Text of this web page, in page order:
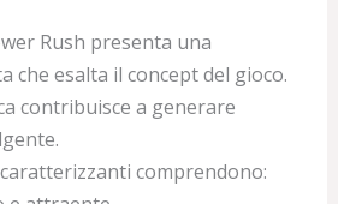
Rush presenta una
che esalta il concept del gioco.
contribuisce a generare
comprendono: